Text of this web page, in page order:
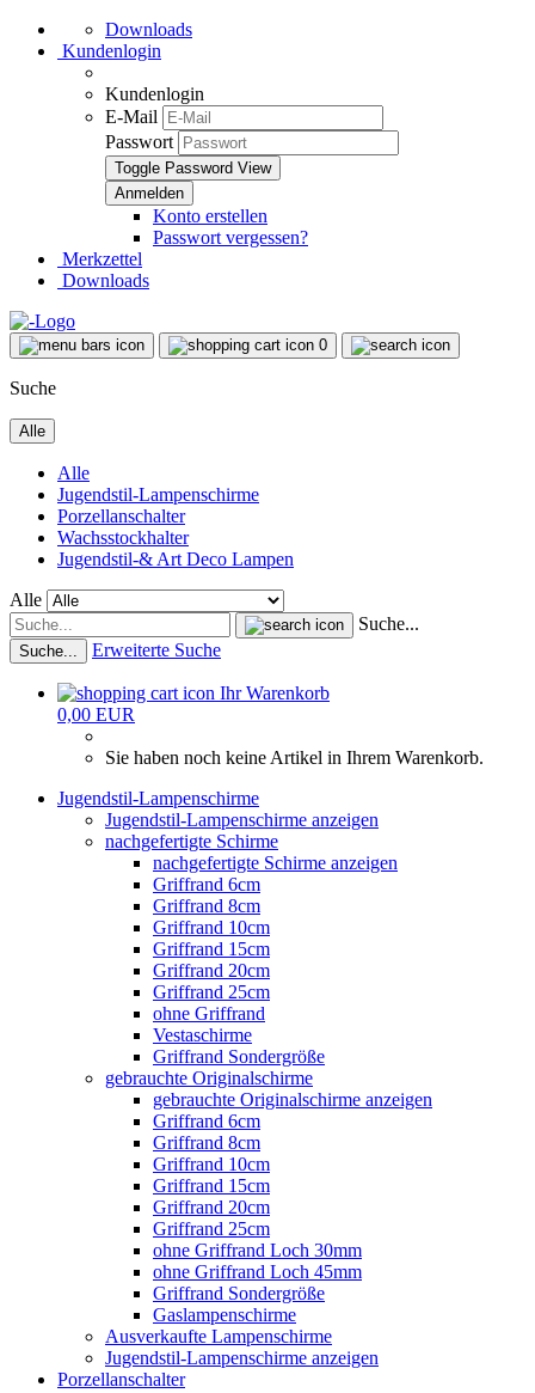
Downloads
Kundenlogin
Kundenlogin
E-Mail
Passwort
Toggle Password View
Konto erstellen
Passwort vergessen?
Merkzettel
Downloads
0
Suche
Alle
Alle
Jugendstil-Lampenschirme
Porzellanschalter
Wachsstockhalter
Jugendstil-& Art Deco Lampen
Alle
Suche...
Suche... Erweiterte Suche
Ihr Warenkorb
0,00 EUR
Sie haben noch keine Artikel in Ihrem Warenkorb.
Jugendstil-Lampenschirme
Jugendstil-Lampenschirme anzeigen
nachgefertigte Schirme
nachgefertigte Schirme anzeigen
Griffrand 6cm
Griffrand 8cm
Griffrand 10cm
Griffrand 15cm
Griffrand 20cm
Griffrand 25cm
ohne Griffrand
Vestaschirme
Griffrand Sondergröße
gebrauchte Originalschirme
gebrauchte Originalschirme anzeigen
Griffrand 6cm
Griffrand 8cm
Griffrand 10cm
Griffrand 15cm
Griffrand 20cm
Griffrand 25cm
ohne Griffrand Loch 30mm
ohne Griffrand Loch 45mm
Griffrand Sondergröße
Gaslampenschirme
Ausverkaufte Lampenschirme
Jugendstil-Lampenschirme anzeigen
Porzellanschalter